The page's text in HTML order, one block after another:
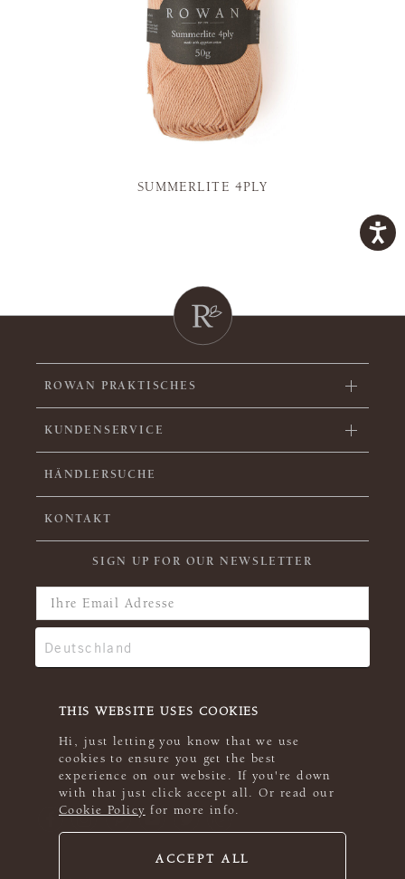
THIS WEBSITE USES COOKIES
Hi, just letting you know that we use
cookies to ensure you get the best
experience on our website. If you're down
with that just click accept all. Or read our
Cookie Policy for more info.
ACCEPT ALL
SUMMERLITE 4PLY
ROWAN PRAKTISCHES
KUNDENSERVICE
HÄNDLERSUCHE
KONTAKT
SIGN UP FOR OUR NEWSLETTER